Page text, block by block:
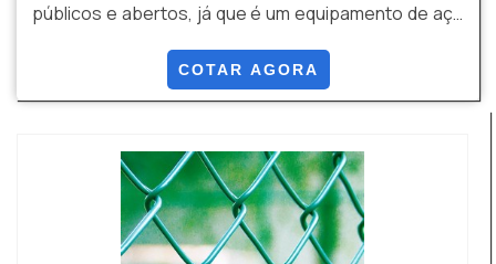
públicos e abertos, já que é um equipamento de aço
uma resistência e durabilidade.O material determina a
segurança contra infratores no local envolvido, além
oxidação atmosférica.Além disso, o cliente p...
COTAR AGORA